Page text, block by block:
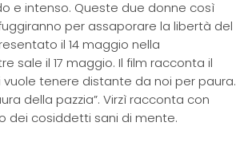
e intenso. Queste due donne così
per assaporare la libertà del
il 14 maggio nella
sale il 17 maggio. Il film racconta il
tenere distante da noi per paura.
della pazzia”. Virzì racconta con
dei cosiddetti sani di mente.